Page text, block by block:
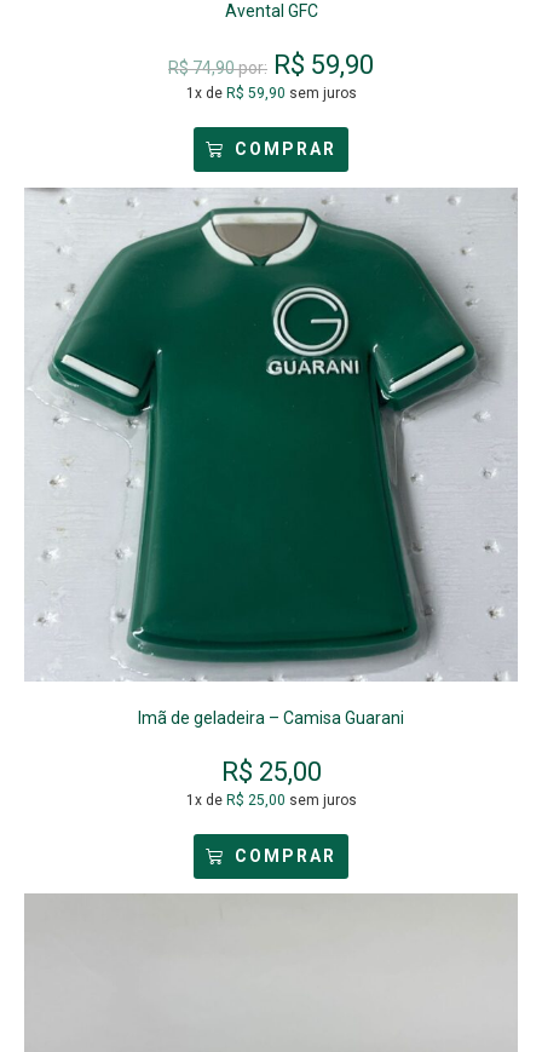
Avental GFC
R$74,90por: R$ 59,90
1x de R$ 59,90 sem juros
COMPRAR
Imã de geladeira – Camisa Guarani
R$ 25,00
1x de R$ 25,00 sem juros
COMPRAR